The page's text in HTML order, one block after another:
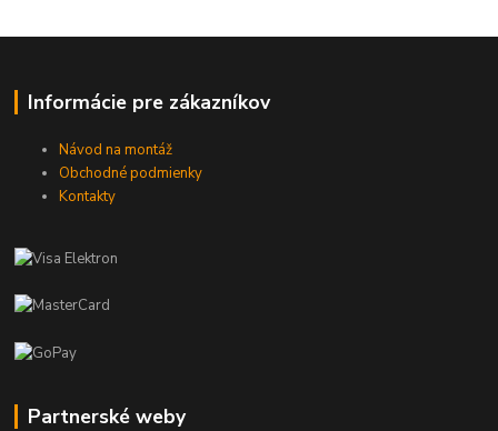
Informácie pre zákazníkov
Návod na montáž
Obchodné podmienky
Kontakty
Partnerské weby